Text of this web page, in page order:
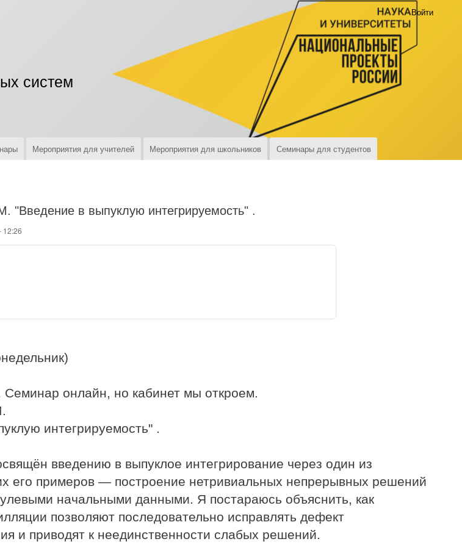
Войти
систем
Мероприятия для учителей Мероприятия для школьников Семинары для студентов
"Введение в выпуклую интегрируемость" .
12:26
Семинар онлайн, но кабинет мы откроем.
интегрируемость" .
введению в выпуклое интегрирование через один из
его примеров — построение нетривиальных непрерывных решений
начальными данными. Я постараюсь объяснить, как
позволяют последовательно исправлять дефект
и приводят к неединственности слабых решений.